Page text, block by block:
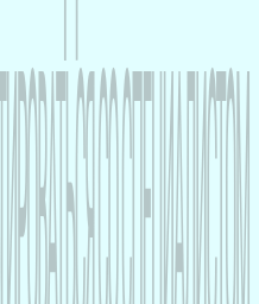
Разработано в
Креативное